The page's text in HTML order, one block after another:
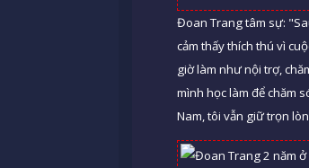
Đoan Trang tâm sự:
cảm thấy thích thú vì
giờ làm như nội trợ,
mình học làm để chăm
Nam, tôi vẫn giữ trọn